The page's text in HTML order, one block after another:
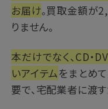
お届け。買取金額が
りません。
本だけでなく、CD・
いアイテムをまとめ
要で、宅配業者に渡